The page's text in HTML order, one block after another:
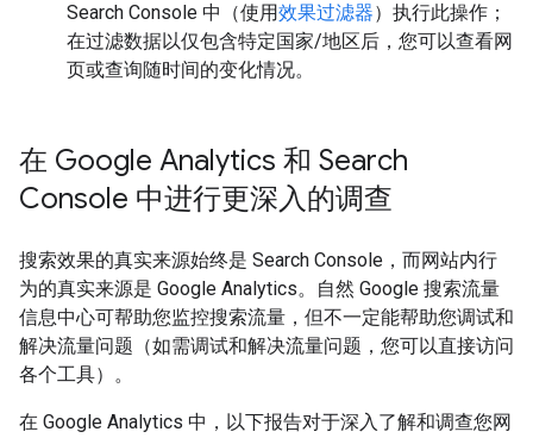
Search Console 中（使用效果过滤器）执行此操作；
在过滤数据以仅包含特定国家/地区后，您可以查看网
页或查询随时间的变化情况。
在 Google Analytics 和 Search
Console 中进行更深入的调查
搜索效果的真实来源始终是 Search Console，而网站内行
为的真实来源是 Google Analytics。自然 Google 搜索流量
信息中心可帮助您监控搜索流量，但不一定能帮助您调试和
解决流量问题（如需调试和解决流量问题，您可以直接访问
各个工具）。
在 Google Analytics 中，以下报告对于深入了解和调查您网